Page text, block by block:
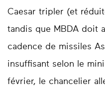
Caesar tripler (et
tandis que MBDA doit
cadence de missiles
insuffisant selon le
février, le chancelier